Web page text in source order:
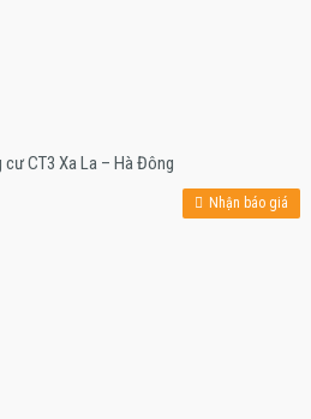
CT3 Xa La – Hà Đông
Nhận báo giá